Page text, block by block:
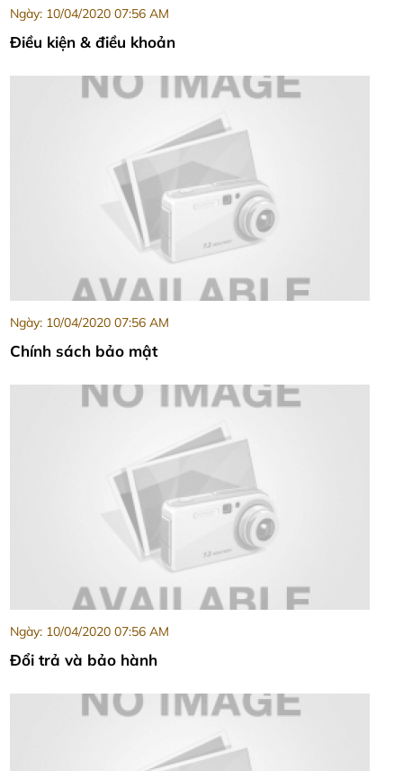
Ngày: 10/04/2020 07:56 AM
Điều kiện & điều khoản
Ngày: 10/04/2020 07:56 AM
Chính sách bảo mật
Ngày: 10/04/2020 07:56 AM
Đổi trả và bảo hành